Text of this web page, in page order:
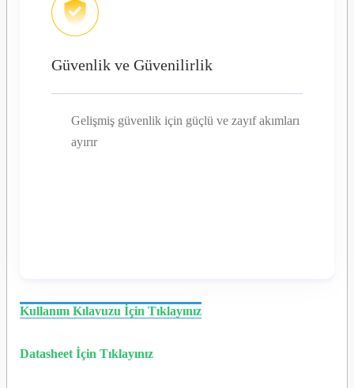
Güvenlik ve Güvenilirlik
Gelişmiş güvenlik için güçlü ve zayıf akımları
ayırır
Kullanım Kılavuzu İçin Tıklayınız
Datasheet İçin Tıklayınız